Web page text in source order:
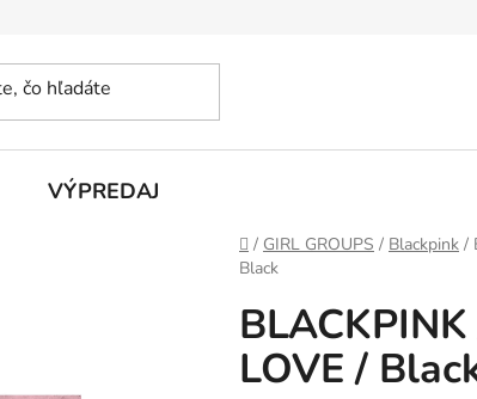
VÝPREDAJ
Domov
/ GIRL GROUPS / Blackpink /
Black
LOVE /